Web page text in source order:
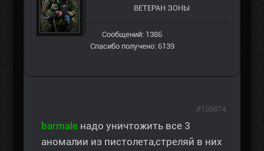
ВЕТЕРАН ЗOНЫ
Сообщений: 1386
Спасибо получено: 6139
barmale надо уничтожить все 3
аномалии из пистолета,стреляй в них
#130874